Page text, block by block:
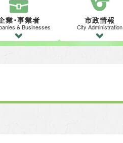
業･事業者
& Businesses
市政情報
City Administration